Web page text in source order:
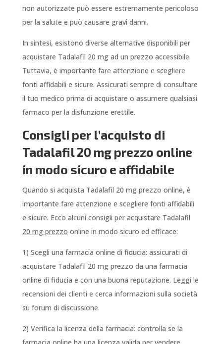
non autorizzate può essere estremamente pericoloso
per la salute e può causare gravi danni.
In sintesi, esistono diverse alternative disponibili per
acquistare Tadalafil 20 mg ad un prezzo accessibile.
Tuttavia, è importante fare attenzione e scegliere
fonti affidabili e sicure. Assicurati sempre di consultare
il tuo medico prima di acquistare o assumere qualsiasi
farmaco per la disfunzione erettile.
Consigli per l’acquisto di
Tadalafil 20 mg prezzo online
in modo sicuro e affidabile
Quando si acquista Tadalafil 20 mg prezzo online, è
importante fare attenzione e scegliere fonti affidabili
e sicure. Ecco alcuni consigli per acquistare Tadalafil
20 mg prezzo online in modo sicuro ed efficace:
1) Scegli una farmacia online di fiducia: assicurati di
acquistare Tadalafil 20 mg prezzo da una farmacia
online di fiducia e con una buona reputazione. Leggi le
recensioni dei clienti e cerca informazioni sulla società
su forum di discussione.
2) Verifica la licenza della farmacia: controlla se la